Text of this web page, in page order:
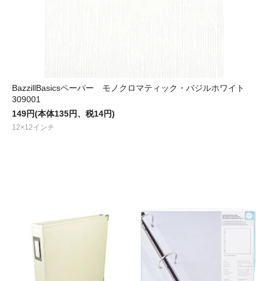
BazzillBasicsペーパー モノクロマティック・バジルホワイト
309001
149円(本体135円、税14円)
12×12インチ